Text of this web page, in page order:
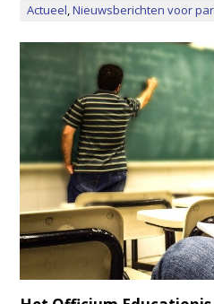
Actueel,Nieuwsberichten voor